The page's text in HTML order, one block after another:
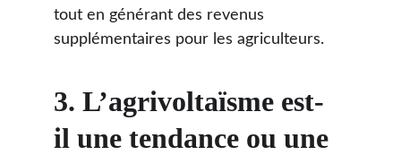
tout en générant des revenus
supplémentaires pour les agriculteurs.
3. L’agrivoltaïsme est-
il une tendance ou une